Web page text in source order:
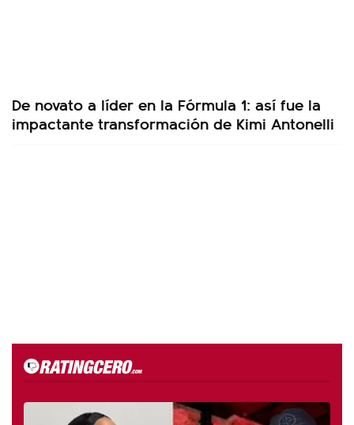
De novato a líder en la Fórmula 1: así fue la
impactante transformación de Kimi Antonelli